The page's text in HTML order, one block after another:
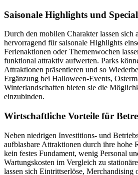
Saisonale Highlights und
Durch den mobilen Charakter lassen sich
hervorragend für saisonale Highlights
Ferienaktionen oder Themenwochen
funktional attraktiv aufwerten. Parks
Attraktionen präsentieren und so
Ergänzung bei Halloween-Events,
Winterlandschaften bieten sie die
einzubinden.
Wirtschaftliche Vorteile für
Neben niedrigen Investitions- und
aufblasbare Attraktionen durch ihre hohe
kein festes Fundament, wenig Personal
Wartungskosten im Vergleich zu
lassen sich Eintrittserlöse, Merchandising